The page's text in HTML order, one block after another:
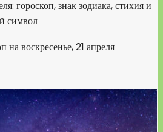
гороскоп, знак зодиака, стихия и
символ
на воскресенье, 21 апреля